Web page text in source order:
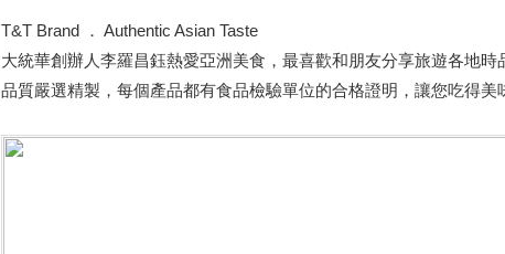
T&T Brand ． Authentic Asian Taste
大統華創辦人李羅昌鈺熱愛亞洲美食，最喜歡和朋友分享旅遊各地時
品質嚴選精製，每個產品都有食品檢驗單位的合格證明，讓您吃得美